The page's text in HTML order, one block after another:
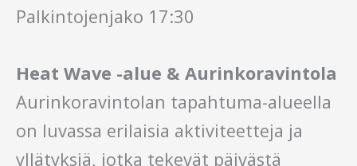
Palkintojenjako 17:30
Heat Wave -alue & Aurinkoravintola
Aurinkoravintolan tapahtuma-alueella
on luvassa erilaisia aktiviteetteja ja
yllätyksiä, jotka tekevät päivästä